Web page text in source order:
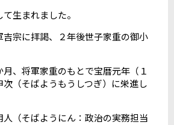
生まれました。
吉宗に拝謁、２年後世子家重の御小
、将軍家重のもとで宝暦元年（１
次（そばようもうしつぎ）に栄進し
人（そばようにん：政治の実務担当